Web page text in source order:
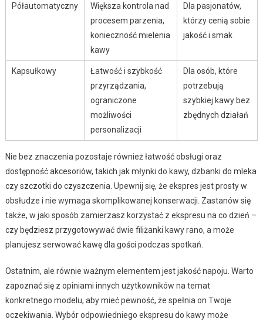
Półautomatyczny
Większa kontrola nad
procesem parzenia,
konieczność mielenia
kawy
Dla pasjonatów,
którzy cenią sobie
jakość i smak
Kapsułkowy
Łatwość i szybkość
przyrządzania,
ograniczone
możliwości
personalizacji
Dla osób, które
potrzebują
szybkiej kawy bez
zbędnych działań
Nie bez znaczenia pozostaje również łatwość obsługi oraz
dostępność akcesoriów, takich jak młynki do kawy, dzbanki do mleka
czy szczotki do czyszczenia. Upewnij się, że ekspres jest prosty w
obsłudze i nie wymaga skomplikowanej konserwacji. Zastanów się
także, w jaki sposób zamierzasz korzystać z ekspresu na co dzień –
czy będziesz przygotowywać dwie filiżanki kawy rano, a może
planujesz serwować kawę dla gości podczas spotkań.
Ostatnim, ale równie ważnym elementem jest jakość napoju. Warto
zapoznać się z opiniami innych użytkowników na temat
konkretnego modelu, aby mieć pewność, że spełnia on Twoje
oczekiwania. Wybór odpowiedniego ekspresu do kawy może